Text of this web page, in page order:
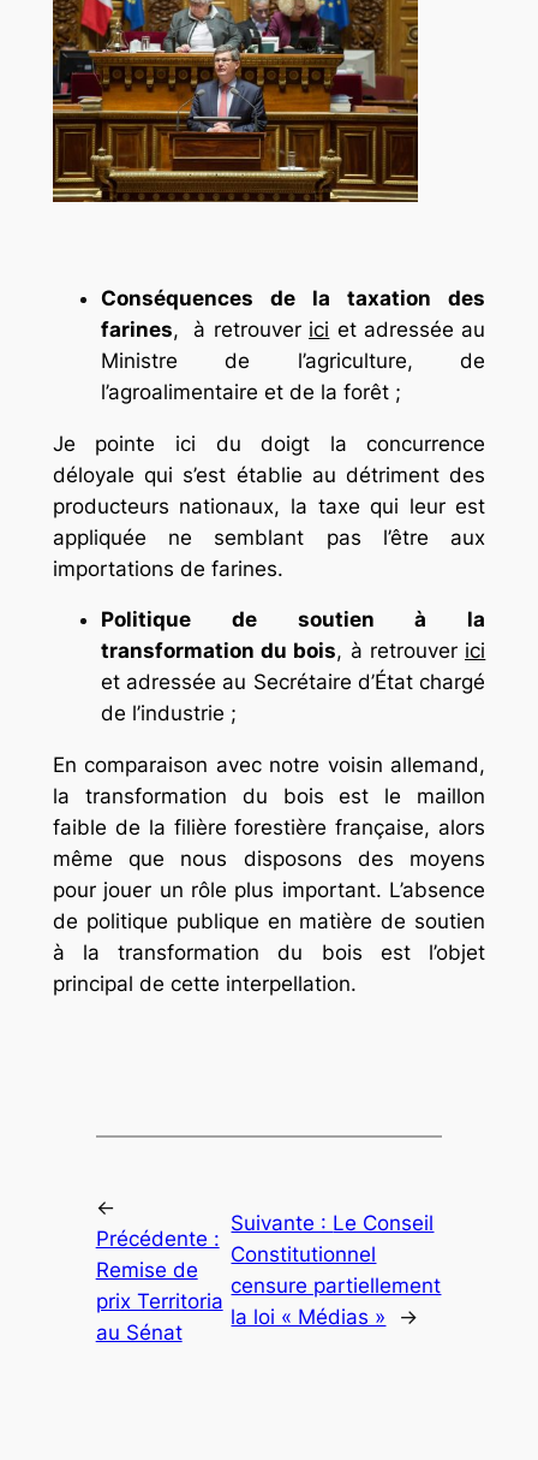
Conséquences de la taxation des
farines, à retrouver ici et adressée au
Ministre de l’agriculture, de
l’agroalimentaire et de la forêt ;
Je pointe ici du doigt la concurrence
déloyale qui s’est établie au détriment des
producteurs nationaux, la taxe qui leur est
appliquée ne semblant pas l’être aux
importations de farines.
Politique de soutien à la
transformation du bois, à retrouver ici
et adressée au Secrétaire d’État chargé
de l’industrie ;
En comparaison avec notre voisin allemand,
la transformation du bois est le maillon
faible de la filière forestière française, alors
même que nous disposons des moyens
pour jouer un rôle plus important. L’absence
de politique publique en matière de soutien
à la transformation du bois est l’objet
principal de cette interpellation.
←
Précédente :
Remise de
prix Territoria
au Sénat
Suivante : Le Conseil
Constitutionnel
censure partiellement
la loi « Médias »
→